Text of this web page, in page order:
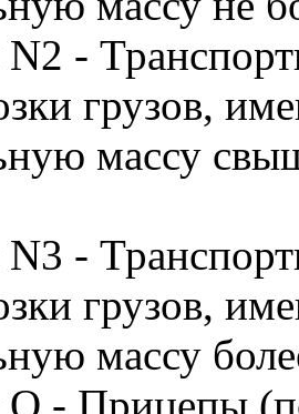
N2 -
грузов,
массу
N3 -
грузов,
массу
O - Прицепы